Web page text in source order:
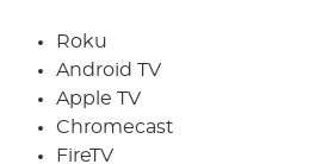
Roku
Android TV
Apple TV
Chromecast
FireTV